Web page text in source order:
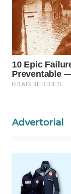
Advertorial
KONSUMEN
WAHANA
LISTRIK
WAHANA
TRAVEL
ID
WAHANANEWS
CO ID